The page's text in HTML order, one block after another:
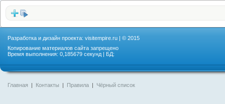
Разработка и дизайн проекта: visitempire.ru | © 2015
Копирование материалов сайта запрещено
Время выполнения: 0,185679 секунд | БД:
Главная | Контакты | Правила | Чёрный список